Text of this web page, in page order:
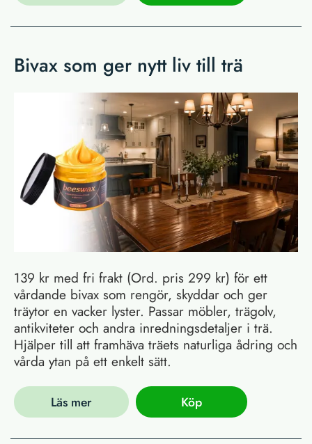
Bivax som ger nytt liv till trä
139 kr med fri frakt (Ord. pris 299 kr) för ett
vårdande bivax som rengör, skyddar och ger
träytor en vacker lyster. Passar möbler, trägolv,
antikviteter och andra inredningsdetaljer i trä.
Hjälper till att framhäva träets naturliga ådring och
vårda ytan på ett enkelt sätt.
Läs mer Köp